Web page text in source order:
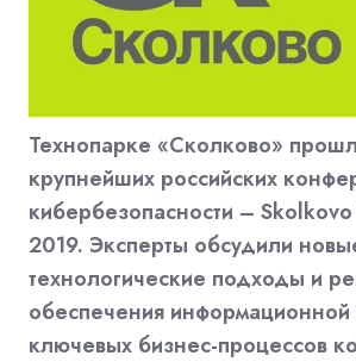
Технопарке «Сколково»
крупнейших российских
кибербезопасности –
2019. Эксперты обсудили
технологические подходы и
обеспечения информационной
ключевых бизнес-процессов